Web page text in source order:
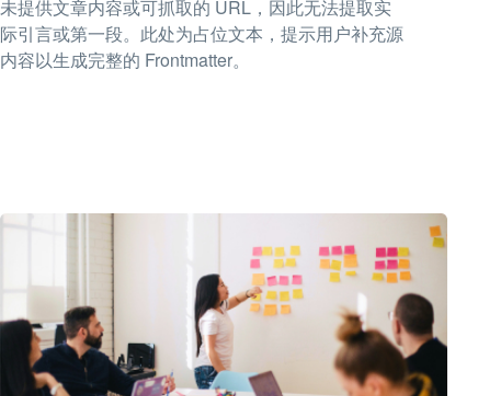
未提供文章内容或可抓取的 URL，因此无法提取实
际引言或第一段。此处为占位文本，提示用户补充源
内容以生成完整的 Frontmatter。